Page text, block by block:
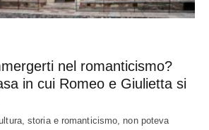
nel romanticismo?
in cui Romeo e Giulietta si
storia e romanticismo, non poteva